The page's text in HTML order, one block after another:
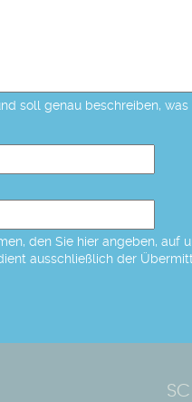
soll genau beschreiben, was
den Sie hier angeben,
ausschließlich der